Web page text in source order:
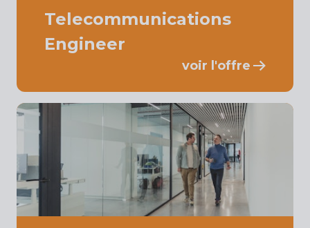
Telecommunications
Engineer
voir l'offre